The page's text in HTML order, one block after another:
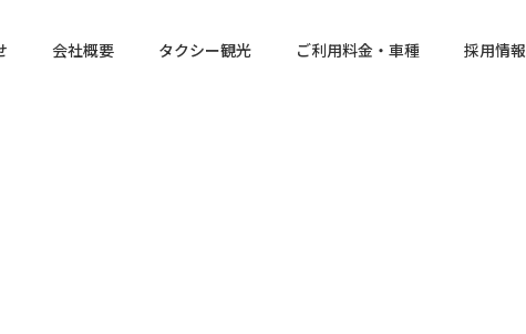
会社概要 タクシー観光 ご利用料金・車種 採用情報